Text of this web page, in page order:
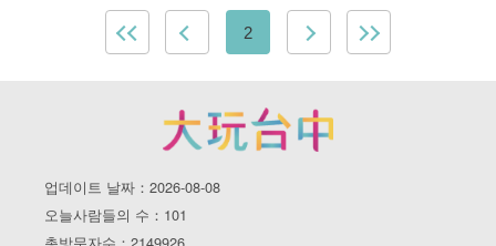
2
업데이트 날짜：2026-08-08
오늘사람들의 수：101